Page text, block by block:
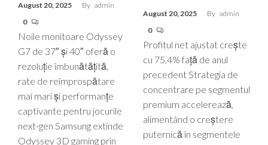
August 20, 2025 By admin
0
Noile monitoare Odyssey
G7 de 37″ și 40″ oferă o
rezoluție îmbunătățită,
rate de reîmprospătare
mai mari și performanțe
captivante pentru jocurile
next-gen Samsung extinde
Odyssey 3D gaming prin
August 20, 2025 By admin
0
Profitul net ajustat crește
cu 75,4% față de anul
precedent Strategia de
concentrare pe segmentul
premium accelerează,
alimentând o creștere
puternică în segmentele